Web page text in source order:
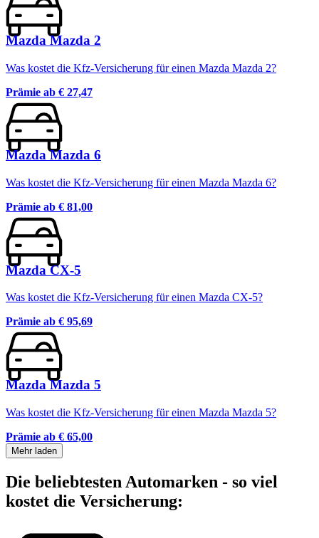
Mazda Mazda 2
Was kostet die Kfz-Versicherung für einen Mazda Mazda 2?
Prämie ab € 27,47
Mazda Mazda 6
Was kostet die Kfz-Versicherung für einen Mazda Mazda 6?
Prämie ab € 81,00
Mazda CX-5
Was kostet die Kfz-Versicherung für einen Mazda CX-5?
Prämie ab € 95,69
Mazda Mazda 5
Was kostet die Kfz-Versicherung für einen Mazda Mazda 5?
Prämie ab € 65,00
Mehr laden
Die beliebtesten Automarken - so viel
kostet die Versicherung: